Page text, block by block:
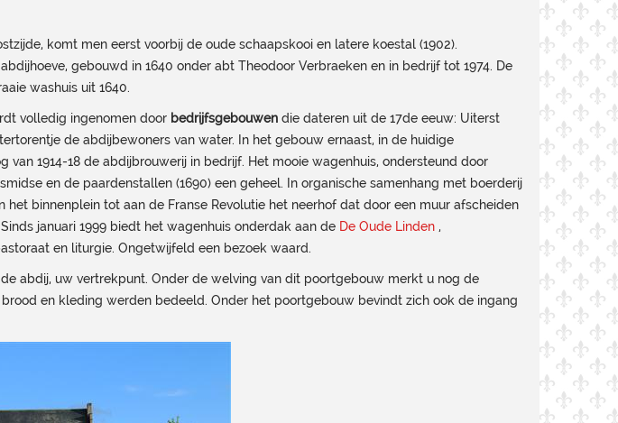
komt men eerst voorbij de oude schaapskooi en latere koestal (1902).
gebouwd in 1640 onder abt Theodoor Verbraeken en in bedrijf tot 1974. De
washuis uit 1640.
volledig ingenomen door bedrijfsgebouwen die dateren uit de 17de eeuw: Uiterst
de abdijbewoners van water. In het gebouw ernaast, in de huidige
van 1914-18 de abdijbrouwerij in bedrijf. Het mooie wagenhuis, ondersteund door
en de paardenstallen (1690) een geheel. In organische samenhang met boerderij
het binnenplein tot aan de Franse Revolutie het neerhof dat door een muur afscheiden
januari 1999 biedt het wagenhuis onderdak aan de De Oude Linden ,
en liturgie. Ongetwijfeld een bezoek waard.
abdij, uw vertrekpunt. Onder de welving van dit poortgebouw merkt u nog de
en kleding werden bedeeld. Onder het poortgebouw bevindt zich ook de ingang